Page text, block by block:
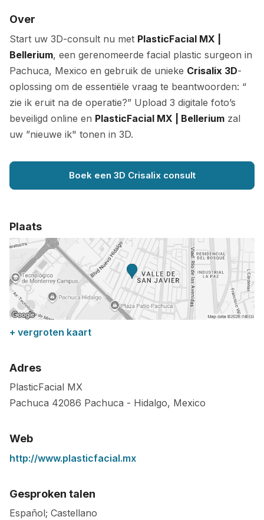
Over
Start uw 3D-consult nu met PlasticFacial MX |
Bellerium, een gerenomeerde facial plastic surgeon in
Pachuca, Mexico en gebruik de unieke Crisalix 3D-
oplossing om de essentiële vraag te beantwoorden: “
zie ik eruit na de operatie?” Upload 3 digitale foto’s
beveiligd online en PlasticFacial MX | Bellerium zal
uw ”nieuwe ik" tonen in 3D.
Boek een 3D Crisalix consult
Plaats
+ vergroten kaart
Adres
PlasticFacial MX
Pachuca 42086 Pachuca - Hidalgo, Mexico
Web
http://www.plasticfacial.mx
Gesproken talen
Español; Castellano